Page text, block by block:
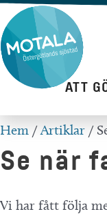
Hoppa
till
innehåll
ATT
Hem /Artiklar /
Se när
Vi har fått följa